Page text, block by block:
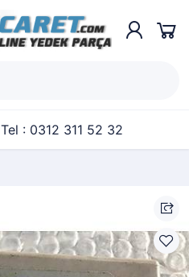
Tel : 0312 311 52 32